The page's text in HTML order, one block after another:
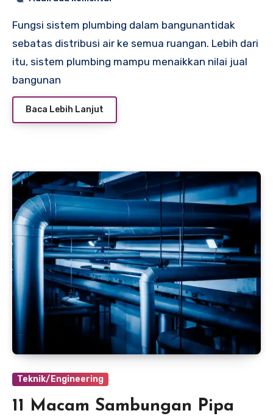
Fungsi sistem plumbing dalam bangunantidak
sebatas distribusi air ke semua ruangan. Lebih dari
itu, sistem plumbing mampu menaikkan nilai jual
bangunan
Baca Lebih Lanjut
Teknik/Engineering
11 Macam Sambungan Pipa